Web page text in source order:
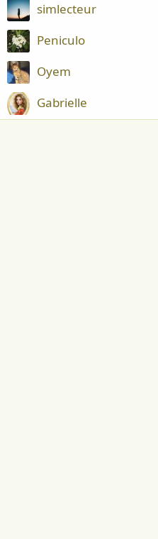
simlecteur
Peniculo
Oyem
Gabrielle